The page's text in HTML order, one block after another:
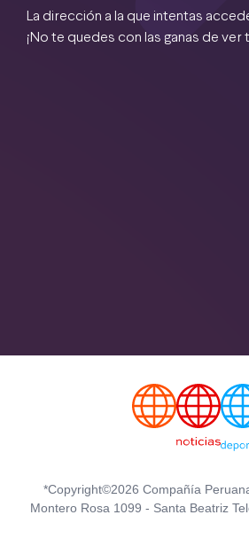
La dirección a la que intentas
¡No te quedes con las ganas de ver
*Copyright©2026 Compañía
Montero Rosa 1099 - Santa Beatriz